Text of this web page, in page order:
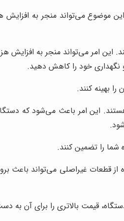
موضوع می‌تواند منجر به افزایش
امر می‌تواند منجر به افزایش
نگهداری خود را کاهش دهید.
بهینه کنند.
این امر باعث می‌شود که
شما را تضمین کنند.
قطعات غیراصلی می‌تواند باعث
قیمت بالاتری را برای آن به